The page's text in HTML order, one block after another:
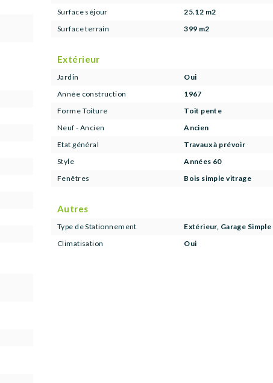
Surface séjour
25.12 m2
Surface terrain
399 m2
Extérieur
Jardin
Oui
Année construction
1967
Forme Toiture
Toit pente
Neuf - Ancien
Ancien
Etat général
Travaux à prévoir
Style
Années 60
Fenêtres
Bois simple vitrage
Autres
Type de Stationnement
Extérieur, Garage Simple
Climatisation
Oui